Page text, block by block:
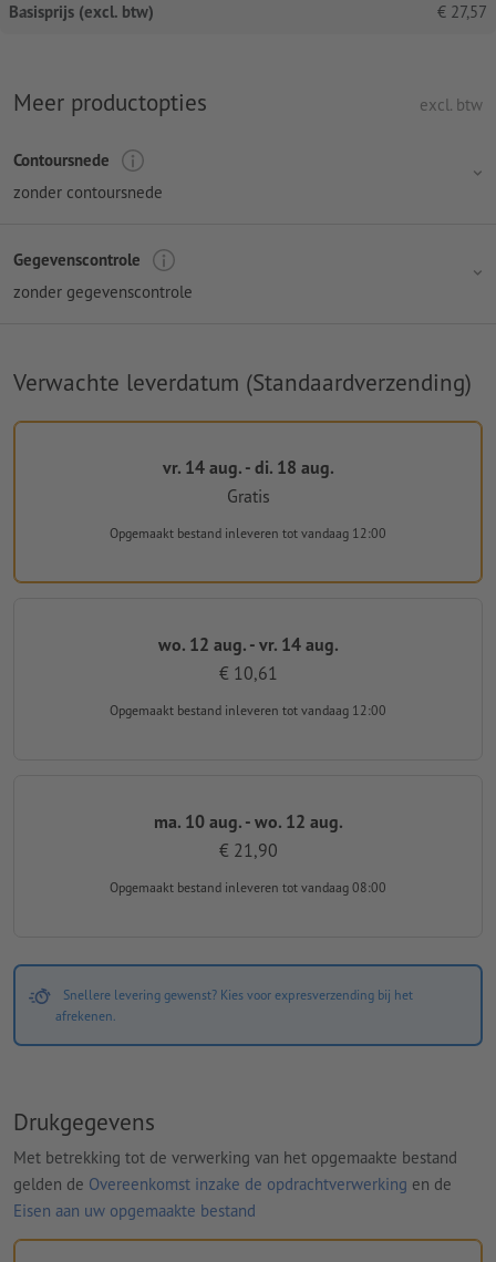
Basisprijs (excl. btw) € 27,57
Meer productopties excl. btw
Contoursnede
zonder contoursnede
Gegevenscontrole
zonder gegevenscontrole
Verwachte leverdatum (Standaardverzending)
vr. 14 aug. - di. 18 aug.
Gratis
Opgemaakt bestand inleveren tot vandaag 12:00
wo. 12 aug. - vr. 14 aug.
€ 10,61
Opgemaakt bestand inleveren tot vandaag 12:00
ma. 10 aug. - wo. 12 aug.
€ 21,90
Opgemaakt bestand inleveren tot vandaag 08:00
Snellere levering gewenst? Kies voor expresverzending bij het
afrekenen.
Drukgegevens
Met betrekking tot de verwerking van het opgemaakte bestand
gelden de Overeenkomst inzake de opdrachtverwerking en de
Eisen aan uw opgemaakte bestand